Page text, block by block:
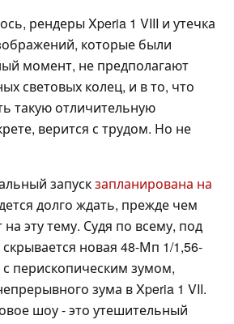
рендеры Xperia 1 VIII и утечка
которые были
момент, не предполагают
световых колец, и в то, что
такую отличительную
верится с трудом. Но не
запускзапланирована на
долго ждать, прежде чем
эту тему. Судя по всему, под
новая 48-Мп 1/1,56-
перископическим зумом,
зума в Xperia 1 VII.
шоу - это утешительный